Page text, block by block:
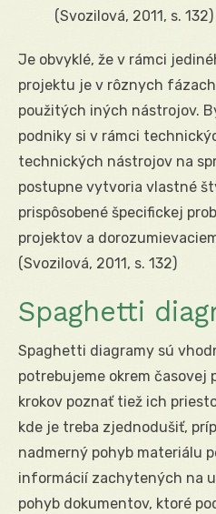
(Svozilová, 2011, s. 132)
Je obvyklé, že v rámci
projektu je v rôznych
použitých iných nástrojov.
podniky si v rámci
technických nástrojov na
postupne vytvoria vlastné
prispôsobené špecifickej
projektov a
(Svozilová, 2011, s. 132)
Spaghetti
Spaghetti diagramy sú
potrebujeme okrem
krokov poznať tiež ich
kde je treba zjednodušiť,
nadmerný pohyb materiálu
informácií zachytených na
pohyb dokumentov, ktoré